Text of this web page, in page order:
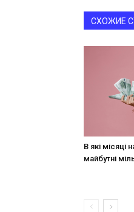
СХОЖИЕ
В які
майбутні